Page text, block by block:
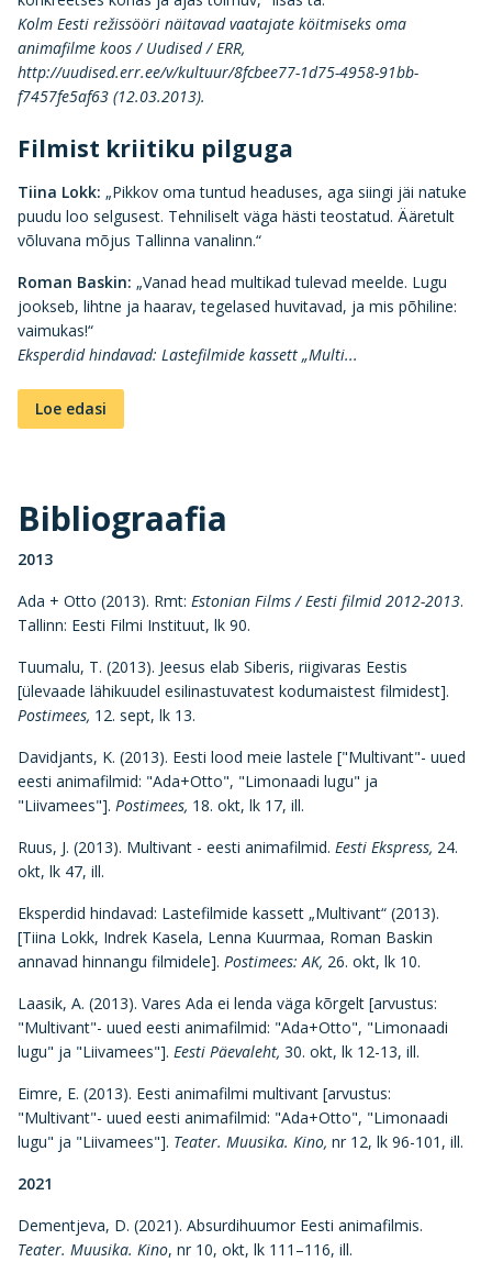
Kolm Eesti režissööri näitavad vaatajate köitmiseks oma
animafilme koos / Uudised / ERR,
http://uudised.err.ee/v/kultuur/8fcbee77-1d75-4958-91bb-
f7457fe5af63 (12.03.2013).
Filmist kriitiku pilguga
Tiina Lokk: „Pikkov oma tuntud headuses, aga siingi jäi natuke
puudu loo selgusest. Tehniliselt väga hästi teostatud. Ääretult
võluvana mõjus Tallinna vanalinn.“
Roman Baskin: „Vanad head multikad tulevad meelde. Lugu
jookseb, lihtne ja haarav, tegelased huvitavad, ja mis põhiline:
vaimukas!“
Eksperdid hindavad: Lastefilmide kassett „Multi...
Loe edasi
Bibliograafia
2013
Ada + Otto (2013). Rmt: Estonian Films / Eesti filmid 2012-2013.
Tallinn: Eesti Filmi Instituut, lk 90.
Tuumalu, T. (2013). Jeesus elab Siberis, riigivaras Eestis
[ülevaade lähikuudel esilinastuvatest kodumaistest filmidest].
Postimees, 12. sept, lk 13.
Davidjants, K. (2013). Eesti lood meie lastele ["Multivant"- uued
eesti animafilmid: "Ada+Otto", "Limonaadi lugu" ja
"Liivamees"]. Postimees, 18. okt, lk 17, ill.
Ruus, J. (2013). Multivant - eesti animafilmid. Eesti Ekspress, 24.
okt, lk 47, ill.
Eksperdid hindavad: Lastefilmide kassett „Multivant“ (2013).
[Tiina Lokk, Indrek Kasela, Lenna Kuurmaa, Roman Baskin
annavad hinnangu filmidele]. Postimees: AK, 26. okt, lk 10.
Laasik, A. (2013). Vares Ada ei lenda väga kõrgelt [arvustus:
"Multivant"- uued eesti animafilmid: "Ada+Otto", "Limonaadi
lugu" ja "Liivamees"]. Eesti Päevaleht, 30. okt, lk 12-13, ill.
Eimre, E. (2013). Eesti animafilmi multivant [arvustus:
"Multivant"- uued eesti animafilmid: "Ada+Otto", "Limonaadi
lugu" ja "Liivamees"]. Teater. Muusika. Kino, nr 12, lk 96-101, ill.
2021
Dementjeva, D. (2021). Absurdihuumor Eesti animafilmis.
Teater. Muusika. Kino, nr 10, okt, lk 111–116, ill.